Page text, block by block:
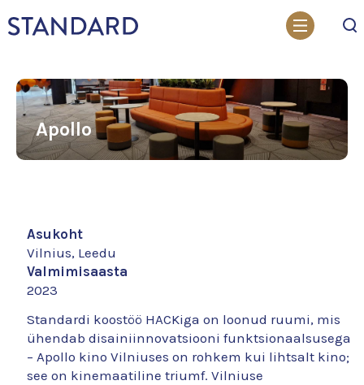
Apollo
Asukoht
Vilnius, Leedu
Valmimisaasta
2023
Standardi koostöö HACKiga on loonud ruumi, mis
ühendab disainiinnovatsiooni funktsionaalsusega
– Apollo kino Vilniuses on rohkem kui lihtsalt kino;
see on kinemaatiline triumf. Vilniuse